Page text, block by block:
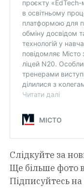
Слідкуйте за
Ще більше фото в
Підписуйтесь на